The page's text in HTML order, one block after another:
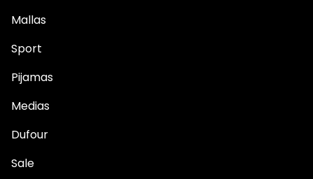
Mallas
Sport
Pijamas
Medias
Dufour
Sale